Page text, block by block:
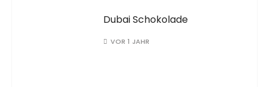
Dubai Schokolade
VOR 1 JAHR